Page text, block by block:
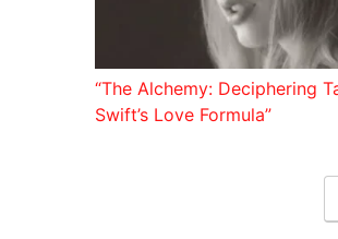
“The Alchemy: Deciphering
Swift’s Love Formula”